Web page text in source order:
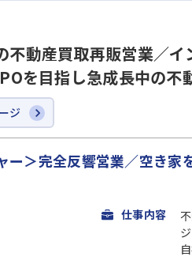
不動産買取再販営業／
を目指し急成長中の不
ジ
ー＞完全反響営業／空き
仕事内容